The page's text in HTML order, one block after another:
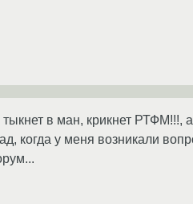
в ман, крикнет РТФМ!!!, а
когда у меня возникали